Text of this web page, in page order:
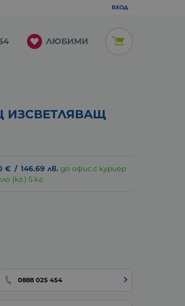
ВХОД
ЛЮБИМИ
ИЗСВЕТЛЯВАЩ
€ / 146.69 лв. до офис с куриер
(кг.) 5 кг.
0888 025 454